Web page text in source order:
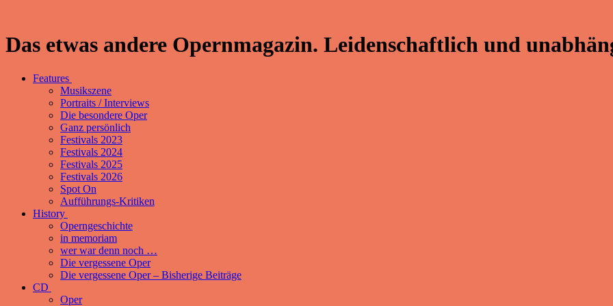
Das etwas andere Opernmagazin. Leidenschaftlich und
Features
Musikszene
Portraits / Interviews
Die besondere Oper
Ganz persönlich
Festivals 2023
Festivals 2024
Festivals 2025
Festivals 2026
Spot On
Aufführungs-Kritiken
History
Operngeschichte
in memoriam
wer war denn noch …
Die vergessene Oper
Die vergessene Oper – Bisherige Beiträge
CD
Oper